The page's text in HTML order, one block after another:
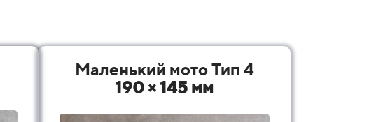
Маленький мото Тип 4
190 × 145 мм